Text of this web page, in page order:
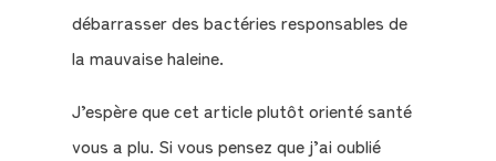
débarrasser des bactéries responsables de
la mauvaise haleine.
J’espère que cet article plutôt orienté santé
vous a plu. Si vous pensez que j’ai oublié